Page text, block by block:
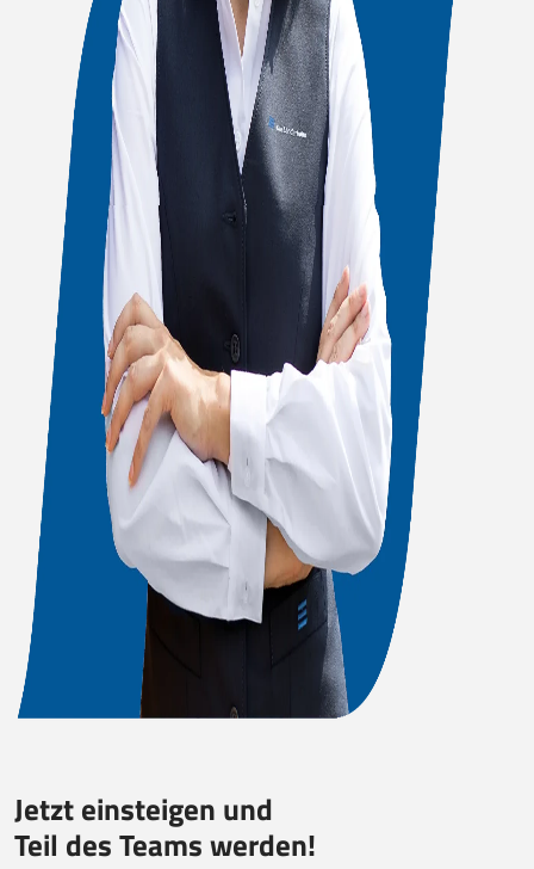
Jetzt einsteigen und
Teil des Teams werden!